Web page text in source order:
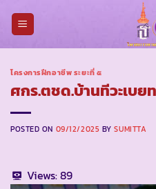
โครงการฝึกอาชีพ ระยะที่ ๕
ศกร.ตชด.บ้านทีวะเบย
POSTED ON 09/12/2025 BYSUMITTA
Views:89